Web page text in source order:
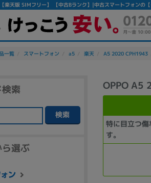
天版 SIMフリー】 【中古Bランク】|中古スマートフォンの【
一覧 スマートフォン a5 楽天 A5 2020 CPH1943
OPPO A5
特に目立つ
す。
索
検索
選ぶ
EliteBook